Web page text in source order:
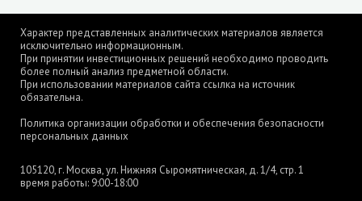
Характер представленных аналитических материалов является
исключительно информационным.
При принятии инвестиционных решений необходимо проводить
более полный анализ предметной области.
При использовании материалов сайта ссылка на источник
обязательна.
Политика организации обработки и обеспечения безопасности
персональных данных
105120, г. Москва, ул. Нижняя Сыромятническая, д. 1/4, стр. 1
время работы: 9:00-18:00